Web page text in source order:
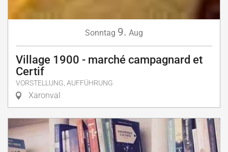
Sonntag 9. Aug
Village 1900 - marché campagnard et
Certif
VORSTELLUNG, AUFFÜHRUNG
Xaronval